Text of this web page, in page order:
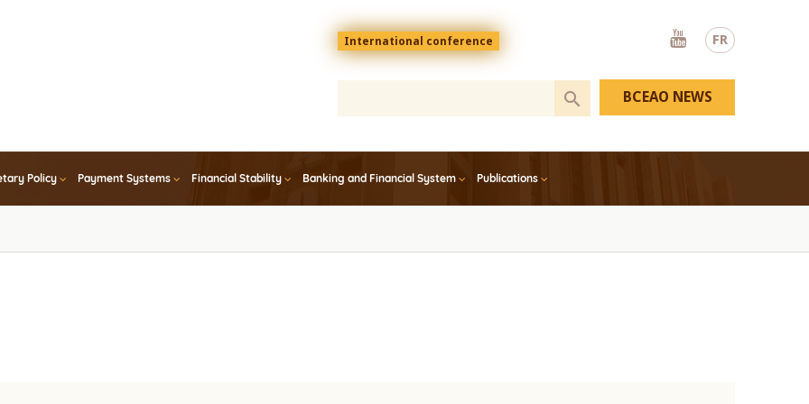
FR
Menu
top
En
International conference
Youtube
Policy Payment Systems Financial Stability Banking and Financial System Publications
BCEAO NEWS